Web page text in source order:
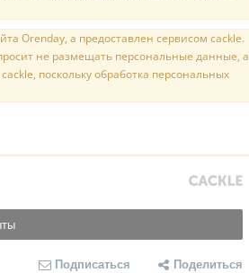
Orenday, а предоставлен сервисом cackle.
не размещать персональные данные, а
поскольку обработка персональных
Подписаться Поделиться